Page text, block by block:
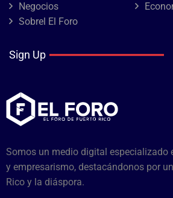
Negocios
Sobrel El Foro
Sign Up
Somos un medio digital especializado
y empresarismo, destacándonos por
Rico y la diáspora.